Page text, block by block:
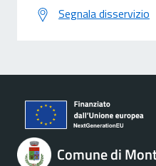
Segnala disservizio
Comune di